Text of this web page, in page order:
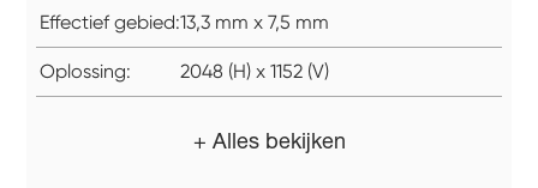
Effectief gebied:13,3 mm x 7,5 mm
Oplossing: 2048 (H) x 1152 (V)
+ Alles bekijken